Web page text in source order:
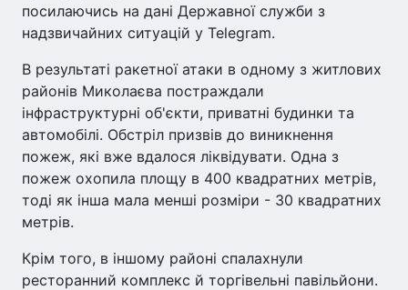
посилаючись на дані Державної служби з
надзвичайних ситуацій у Telegram.
В результаті ракетної атаки в одному з житлових
районів Миколаєва постраждали
інфраструктурні об'єкти, приватні будинки та
автомобілі. Обстріл призвів до виникнення
пожеж, які вже вдалося ліквідувати. Одна з
пожеж охопила площу в 400 квадратних метрів,
тоді як інша мала менші розміри - 30 квадратних
метрів.
Крім того, в іншому районі спалахнули
ресторанний комплекс й торгівельні павільйони.